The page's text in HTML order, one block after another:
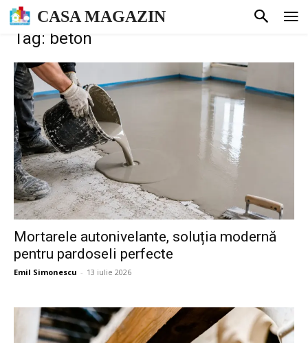
CASA MAGAZIN
Tag: beton
Mortarele autonivelante, soluția modernă
pentru pardoseli perfecte
Emil Simonescu - 13 iulie 2026